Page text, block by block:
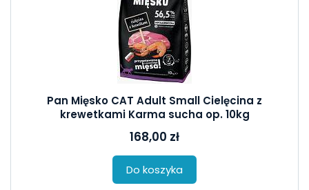
Pan Mięsko CAT Adult Small Cielęcina z
krewetkami Karma sucha op. 10kg
168,00 zł
Do koszyka